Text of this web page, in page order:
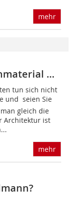
mehr
…
tun sich nicht
 seien Sie
gleich die
Architektur ist
mehr